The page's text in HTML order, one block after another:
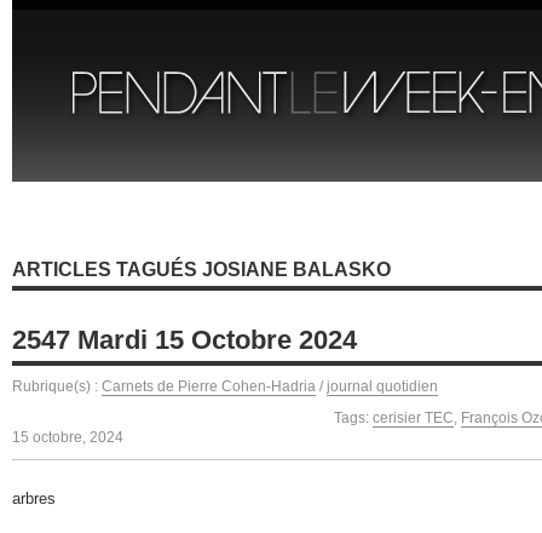
ARTICLES TAGUÉS JOSIANE BALASKO
2547 Mardi 15 Octobre 2024
Rubrique(s) : Carnets de Pierre Cohen-Hadria / journal quotidien
Tags: cerisier TEC, François
15 octobre, 2024
arbres